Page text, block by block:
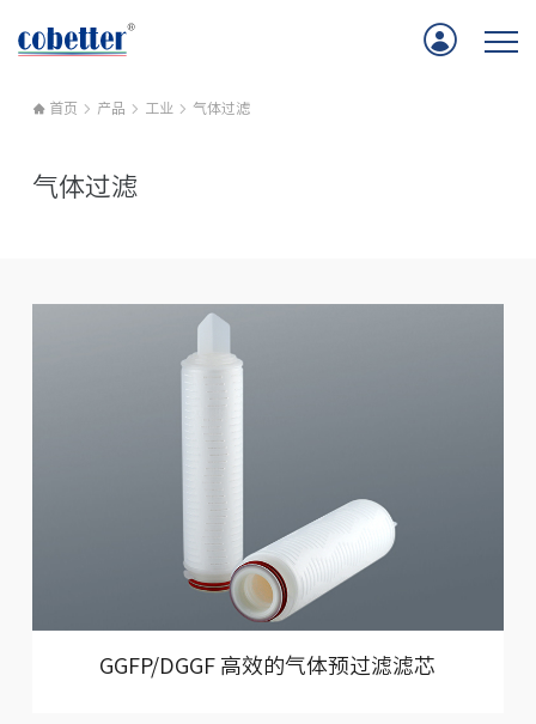
首页
应用
服务支持
首页 产品 工业 气体过滤
气体过滤
GGFP/DGGF 高效的气体预过滤滤芯